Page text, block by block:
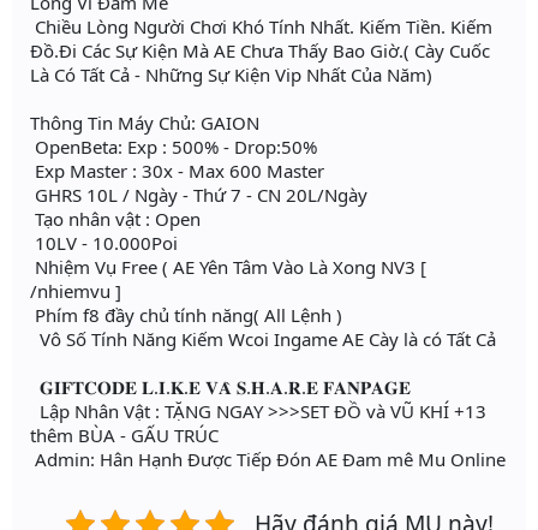
Chiều Lòng Người Chơi Khó Tính Nhất. Kiếm Tiền. Kiếm
Đồ.Đi Các Sự Kiện Mà AE Chưa Thấy Bao Giờ.( Cày Cuốc
Là Có Tất Cả - Những Sự Kiện Vip Nhất Của Năm)
Thông Tin Máy Chủ: GAION
OpenBeta: Exp : 500% - Drop:50%
Exp Master : 30x - Max 600 Master
GHRS 10L / Ngày - Thứ 7 - CN 20L/Ngày
Tạo nhân vật : Open
10LV - 10.000Poi
Nhiệm Vụ Free ( AE Yên Tâm Vào Là Xong NV3 [
/nhiemvu ]
Phím f8 đầy chủ tính năng( All Lệnh )
Vô Số Tính Năng Kiếm Wcoi Ingame AE Cày là có Tất Cả
𝐆𝐈𝐅𝐓𝐂𝐎𝐃𝐄 𝐋.𝐈.𝐊.𝐄 𝐕𝐀̀ 𝐒.𝐇.𝐀.𝐑.𝐄 𝐅𝐀𝐍𝐏𝐀𝐆𝐄
Lập Nhân Vật : TẶNG NGAY >>>SET ĐỒ và VŨ KHÍ +13
thêm BÙA - GẤU TRÚC
Admin: Hân Hạnh Được Tiếp Đón AE Đam mê Mu Online
Hãy đánh giá MU này!